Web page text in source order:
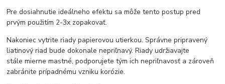
Pre dosiahnutie ideálneho efektu sa môže tento postup pred
prvým použitím 2-3x zopakovať.
Nakoniec vytrite riady papierovou utierkou. Správne pripravený
liatinový riad bude dokonale nepriľnavý. Riady udržiavajte
stále mierne mastné, podporujete tým ich nepriľnavosť a zároveň
zabránite prípadnému vzniku korózie.